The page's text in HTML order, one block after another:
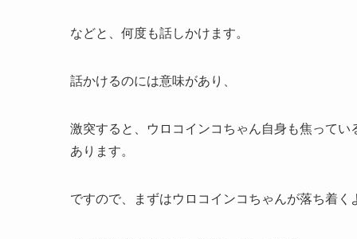
などと、何度も話しかけます。
話かけるのには意味があり、
激突すると、ウロコインコちゃん自身も焦って
あります。
ですので、まずはウロコインコちゃんが落ち着